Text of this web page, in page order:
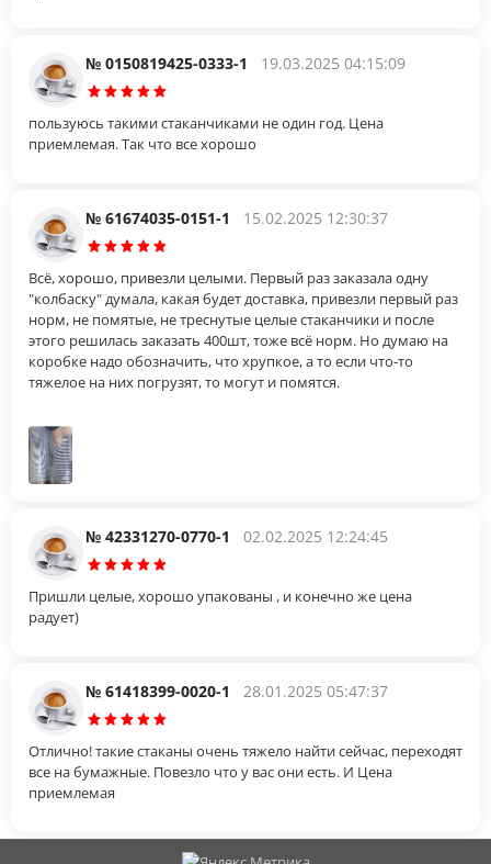
№ 0150819425-0333-1 19.03.2025 04:15:09
пользуюсь такими стаканчиками не один год. Цена
приемлемая. Так что все хорошо
№ 61674035-0151-1 15.02.2025 12:30:37
Всё, хорошо, привезли целыми. Первый раз заказала одну
"колбаску" думала, какая будет доставка, привезли первый раз
норм, не помятые, не треснутые целые стаканчики и после
этого решилась заказать 400шт, тоже всё норм. Но думаю на
коробке надо обозначить, что хрупкое, а то если что-то
тяжелое на них погрузят, то могут и помятся.
№ 42331270-0770-1 02.02.2025 12:24:45
Пришли целые, хорошо упакованы , и конечно же цена
радует)
№ 61418399-0020-1 28.01.2025 05:47:37
Отлично! такие стаканы очень тяжело найти сейчас, переходят
все на бумажные. Повезло что у вас они есть. И Цена
приемлемая